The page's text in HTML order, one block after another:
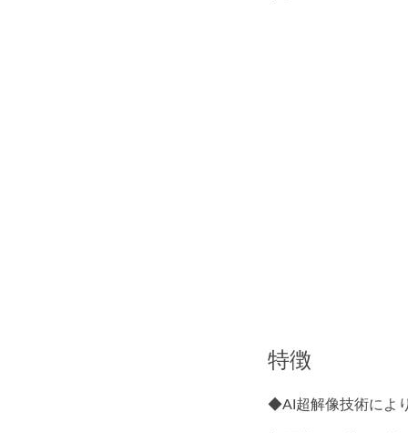
特徴
◆AI超解像技術によ